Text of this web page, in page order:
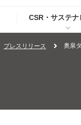
CSR・サステナ
プレスリリース 奥泉